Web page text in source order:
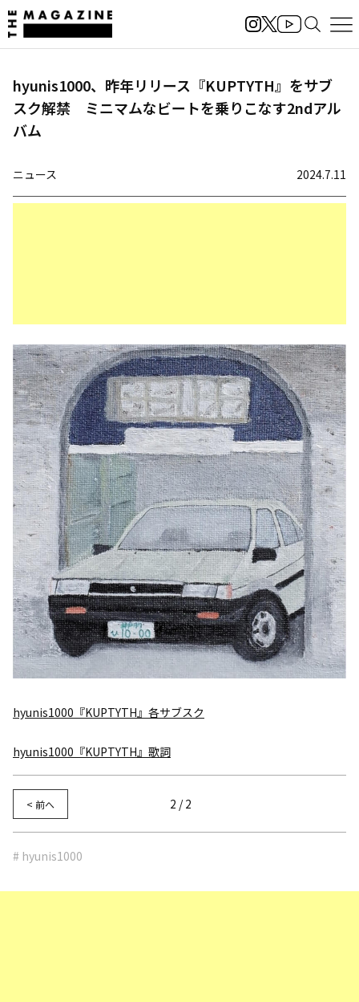
hyunis1000、昨年リリース『KUPTYTH』をサブ
スク解禁 ミニマムなビートを乗りこなす2ndアル
バム
ニュース 2024.7.11
hyunis1000『KUPTYTH』各サブスク
hyunis1000『KUPTYTH』歌詞
< 前へ 2 / 2
# hyunis1000